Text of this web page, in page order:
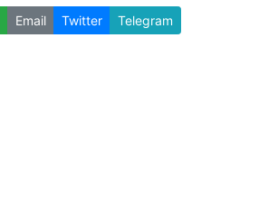
Email Twitter Telegram